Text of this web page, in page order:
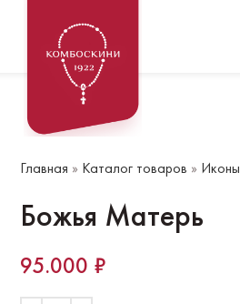
Главная » Каталог товаров » Иконы
Божья Матерь
95.000 ₽